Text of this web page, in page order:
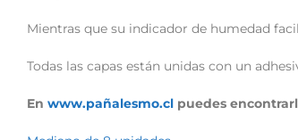
Mientras que su indicador de humedad
Todas las capas están unidas con un
Enwww.pañalesmo.cl puedes